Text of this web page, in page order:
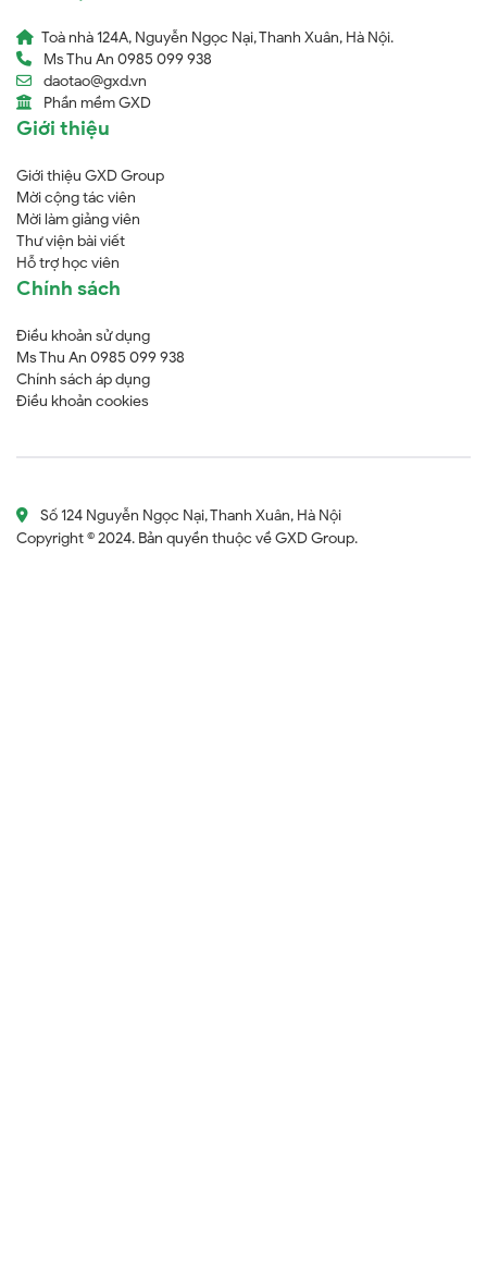
Toà nhà 124A, Nguyễn Ngọc Nại, Thanh Xuân, Hà Nội.
Ms Thu An 0985 099 938
daotao@gxd.vn
Phần mềm GXD
Giới thiệu
Giới thiệu GXD Group
Mời cộng tác viên
Mời làm giảng viên
Thư viện bài viết
Hỗ trợ học viên
Chính sách
Điều khoản sử dụng
Ms Thu An 0985 099 938
Chính sách áp dụng
Điều khoản cookies
Số 124 Nguyễn Ngọc Nại, Thanh Xuân, Hà Nội
Copyright © 2024. Bản quyền thuộc về GXD Group.